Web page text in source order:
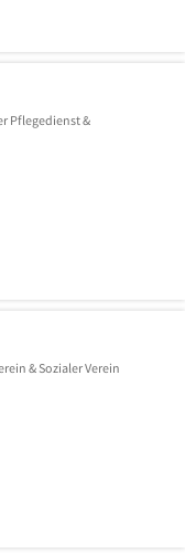
Pflegedienst &
& Sozialer Verein